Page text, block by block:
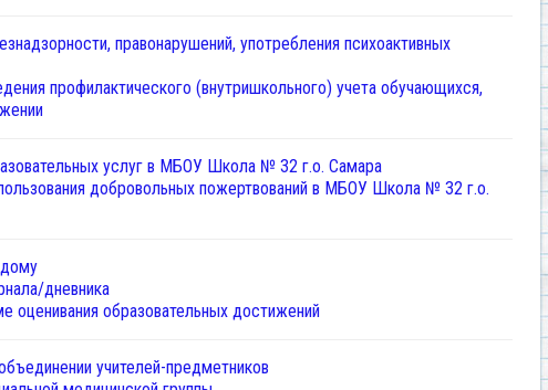
правонарушений, употребления психоактивных
профилактического (внутришкольного) учета обучающихся,
услуг в МБОУ Школа № 32 г.о. Самара
добровольных пожертвований в МБОУ Школа № 32 г.о.
дневника
оценивания образовательных достижений
учителей-предметников